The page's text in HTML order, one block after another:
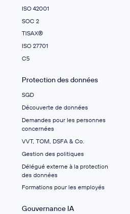
ISO 42001
SOC 2
TISAX®
ISO 27701
C5
Protection des données
SGD
Découverte de données
Demandes pour les personnes
concernées
VVT, TOM, DSFA & Co.
Gestion des politiques
Délégué externe à la protection
des données
Formations pour les employés
Gouvernance IA